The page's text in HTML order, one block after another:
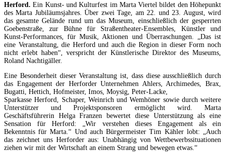
Herford. Ein Kunst- und Kulturfest im Marta Viertel bildet den Höhepunkt
des Marta Jubiläumsjahres. Über zwei Tage, am 22. und 23. August, wird
das gesamte Gelände rund um das Museum, einschließlich der gesperrten
Goebenstraße, zur Bühne für Straßentheater-Ensembles, Künstler und
Kunst-Performances, für Musik, Aktionen und Überraschungen. „Das ist
eine Veranstaltung, die Herford und auch die Region in dieser Form noch
nicht erlebt haben“, verspricht der Künstlerische Direktor des Museums,
Roland Nachtigäller.
Eine Besonderheit dieser Veranstaltung ist, dass diese ausschließlich durch
das Engagement der Herforder Unternehmen Ahlers, Archimedes, Brax,
Bugatti, Hettich, Hofmeister, Imos, Moysig, Peter-Lacke,
Sparkasse Herford, Schaper, Weinrich und Wemhöner sowie durch weitere
Unterstützer und Projektsponsoren ermöglicht wird. Marta
Geschäftsführerin Helga Franzen bewertet diese Unterstützung als eine
Sensation für Herford: „Wir verstehen dieses Engagement als ein
Bekenntnis für Marta.“ Und auch Bürgermeister Tim Kähler lobt: „Auch
das zeichnet uns Herforder aus: Unabhängig von Wettbewerbssituationen
ziehen wir mit der Wirtschaft an einem Strang und bewegen etwas.“